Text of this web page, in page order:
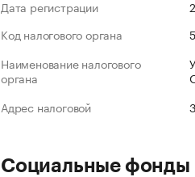
Дата регистрации
Код налогового органа
Наименование налогового
органа
Адрес налоговой
Социальные фонды